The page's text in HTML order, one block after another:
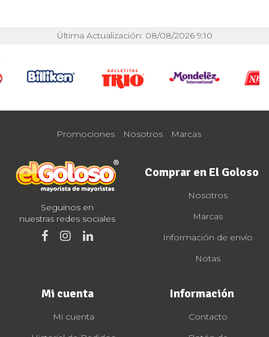
Última Actualización: 08/08/2026 9:10
Promociones Nosotros Marcas
Seguinos en
nuestras redes sociales
Comprar en El Goloso
Nosotros
Marcas
Información de envío
Notas
Mi cuenta
Mi cuenta
Información
Contacto